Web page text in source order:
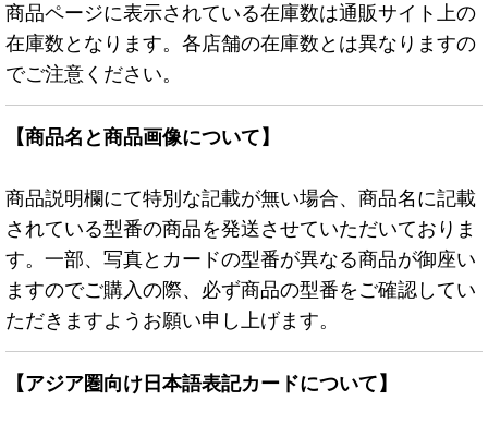
商品ページに表示されている在庫数は通販サイト上の
在庫数となります。各店舗の在庫数とは異なりますの
でご注意ください。
【商品名と商品画像について】
商品説明欄にて特別な記載が無い場合、商品名に記載
されている型番の商品を発送させていただいておりま
す。一部、写真とカードの型番が異なる商品が御座い
ますのでご購入の際、必ず商品の型番をご確認してい
ただきますようお願い申し上げます。
【アジア圏向け日本語表記カードについて】